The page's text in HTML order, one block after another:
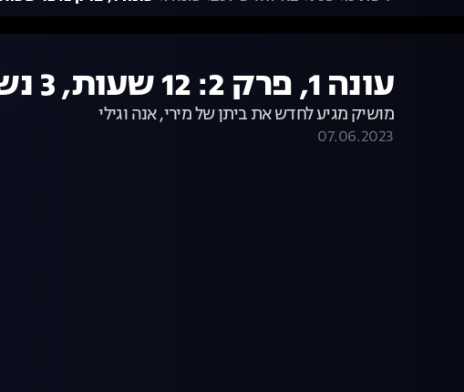
עונה 1, פרק 2: 12 שעות, 3 נשים, בית אחד
מושיק מגיע לחדש את ביתן של מירי, אנה וגילי
07.06.2023